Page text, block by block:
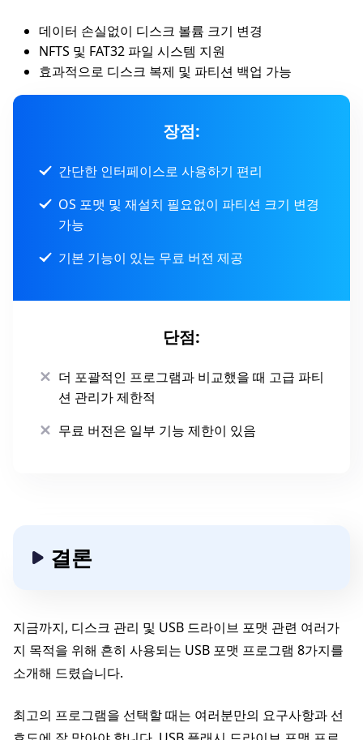
데이터 손실없이 디스크 볼륨 크기 변경
NFTS 및 FAT32 파일 시스템 지원
효과적으로 디스크 복제 및 파티션 백업 가능
장점:
간단한 인터페이스로 사용하기 편리
OS 포맷 및 재설치 필요없이 파티션 크기 변경
가능
기본 기능이 있는 무료 버전 제공
단점:
더 포괄적인 프로그램과 비교했을 때 고급 파티
션 관리가 제한적
무료 버전은 일부 기능 제한이 있음
결론
지금까지, 디스크 관리 및 USB 드라이브 포맷 관련 여러가
지 목적을 위해 흔히 사용되는 USB 포맷 프로그램 8가지를
소개해 드렸습니다.
최고의 프로그램을 선택할 때는 여러분만의 요구사항과 선